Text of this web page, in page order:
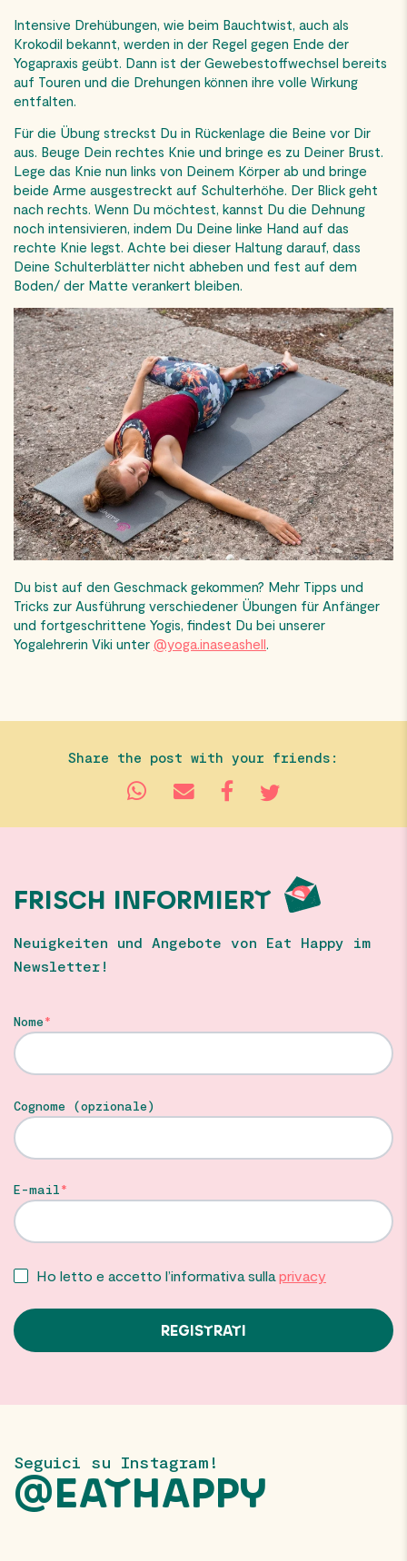
Intensive Drehübungen, wie beim Bauchtwist, auch als
Krokodil bekannt, werden in der Regel gegen Ende der
Yogapraxis geübt. Dann ist der Gewebestoffwechsel bereits
auf Touren und die Drehungen können ihre volle Wirkung
entfalten.
Für die Übung streckst Du in Rückenlage die Beine vor Dir
aus. Beuge Dein rechtes Knie und bringe es zu Deiner Brust.
Lege das Knie nun links von Deinem Körper ab und bringe
beide Arme ausgestreckt auf Schulterhöhe. Der Blick geht
nach rechts. Wenn Du möchtest, kannst Du die Dehnung
noch intensivieren, indem Du Deine linke Hand auf das
rechte Knie legst. Achte bei dieser Haltung darauf, dass
Deine Schulterblätter nicht abheben und fest auf dem
Boden/ der Matte verankert bleiben.
Du bist auf den Geschmack gekommen? Mehr Tipps und
Tricks zur Ausführung verschiedener Übungen für Anfänger
und fortgeschrittene Yogis, findest Du bei unserer
Yogalehrerin Viki unter @yoga.inaseashell.
Share the post with your friends:
FRISCH INFORMIERT
Neuigkeiten und Angebote von Eat Happy im
Newsletter!
Nome
Cognome (opzionale)
E-mail
Ho letto e accetto l’informativa sullaprivacy
Seguici su Instagram!
@EATHAPPY